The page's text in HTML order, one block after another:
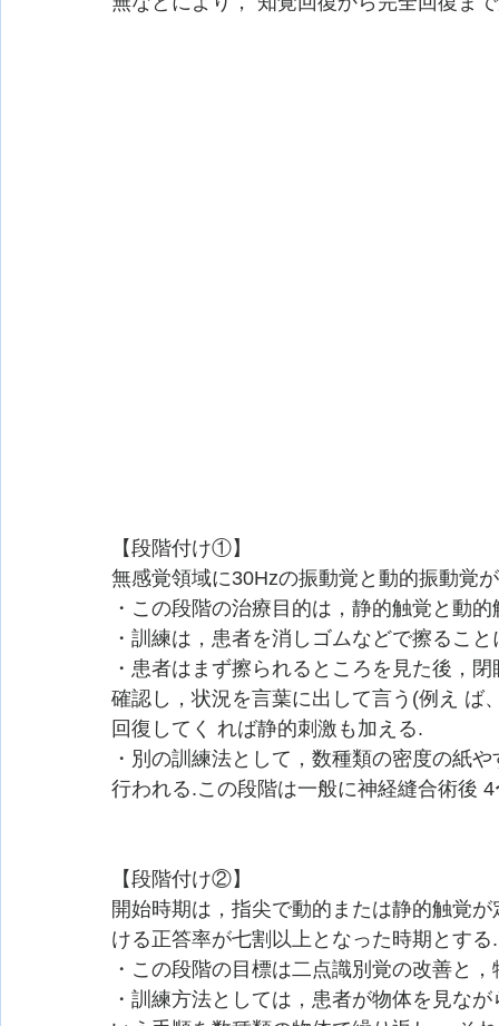
【段階付け①】
無感覚領域に30Hzの振動覚と動的振動覚
・この段階の治療目的は，静的触覚と動
・訓練は，患者を消しゴムなどで擦るこ
・患者はまず擦られるところを見た後，
確認し，状況を言葉に出して言う(例え ば
回復してく れば静的刺激も加える.
・別の訓練法として，数種類の密度の紙
行われる.この段階は一般に神経縫合術後
【段階付け②】
開始時期は，指尖で動的または静的触覚
ける正答率が七割以上となった時期とする.
・この段階の目標は二点識別覚の改善と
・訓練方法としては，患者が物体を見な